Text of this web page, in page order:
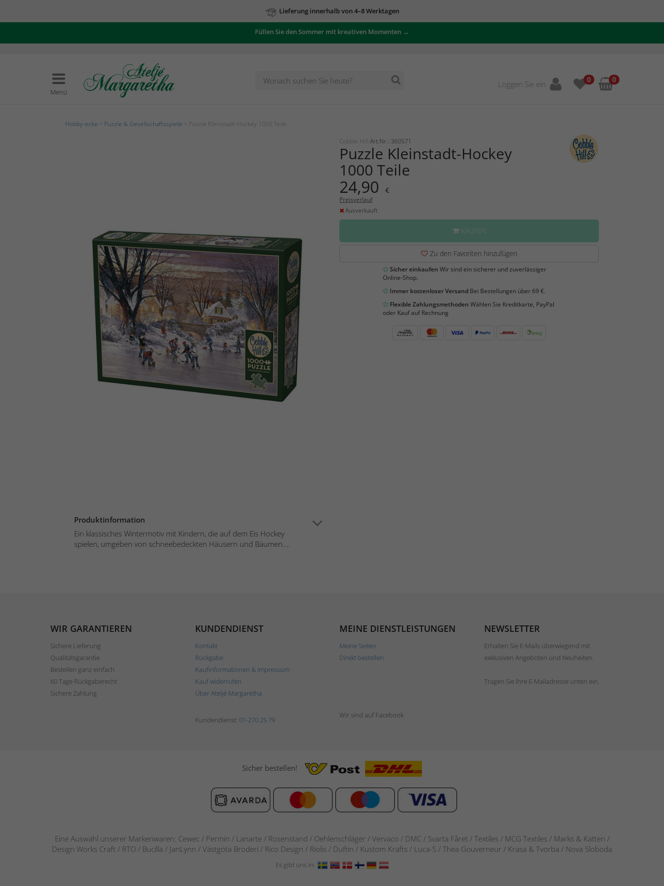
Lieferung innerhalb von 4–8 Werktagen
Füllen Sie den Sommer mit kreativen Momenten →
Menü
Loggen Sie ein 0 0
Hobby-ecke Puzzle & Gesellschaftsspiele > Puzzle Kleinstadt-Hockey 1000 Teile
Produktinformation
Ein klassisches Wintermotiv mit Kindern, die auf dem Eis Hockey
spielen, umgeben von schneebedeckten Häusern und Bäumen....
Cobble Hill Art.Nr.: 360571
Puzzle Kleinstadt-Hockey
1000 Teile
24,90 €
Preisverlauf
Ausverkauft
KAUFEN
Zu den Favoriten hinzufügen
Sicher einkaufen Wir sind ein sicherer und zuverlässiger
Online-Shop.
Immer kostenloser VersandBei Bestellungen über 69 €.
Flexible Zahlungsmethoden Wählen Sie Kreditkarte, PayPal
oder Kauf auf Rechnung
WIR GARANTIEREN
Sichere Lieferung
Qualitätsgarantie
Bestellen ganz einfach
60 Tage Rückgaberecht
Sichere Zahlung
KUNDENDIENST
Kontakt
Rückgabe
Kaufinformationen & Impressum
Kauf widerrufen
Über Ateljé Margaretha
MEINE DIENSTLEISTUNGEN
Meine Seiten
Direkt bestellen
NEWSLETTER
Erhalten Sie E-Mails überwiegend mit
exklusiven Angeboten und Neuheiten.
Tragen Sie Ihre E-Mailadresse unten ein.
Kundendienst: 01-270 25 79
Wir sind auf Facebook
Sicher bestellen!
Eine Auswahl unserer Markenwaren: Cewec / Permin / Lanarte / Rosenstand / Oehlenschläger / Vervaco / DMC / Svarta Fåret / Textiles / MCG Textiles / Marks & Katten /
Design Works Craft / RTO / Bucilla / JanLynn / Västgöta Broderi / Rico Design / Riolis / Duftin / Kustom Krafts / Luca-S / Thea Gouverneur / Krasa & Tvorba / Nova Sloboda
Es gibt uns in: